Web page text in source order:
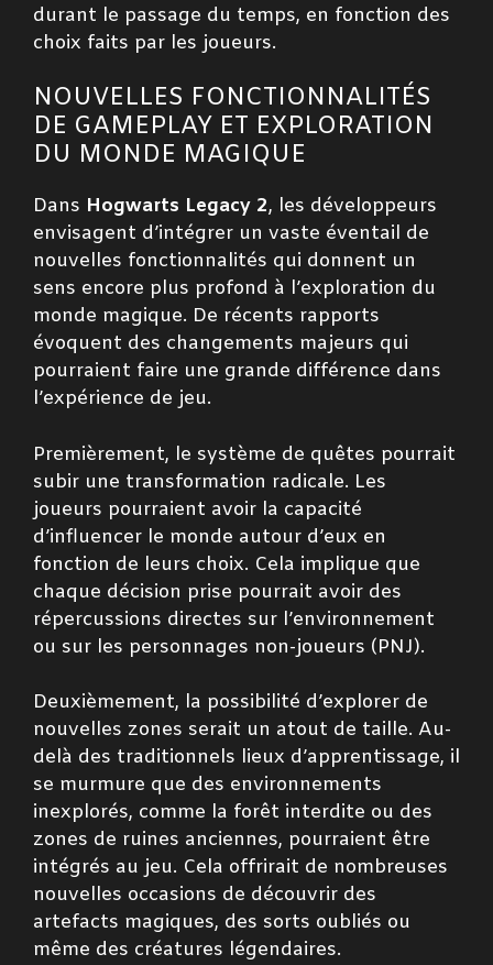
durant le passage du temps, en fonction des
choix faits par les joueurs.
NOUVELLES FONCTIONNALITÉS
DE GAMEPLAY ET EXPLORATION
DU MONDE MAGIQUE
Dans Hogwarts Legacy 2, les développeurs
envisagent d’intégrer un vaste éventail de
nouvelles fonctionnalités qui donnent un
sens encore plus profond à l’exploration du
monde magique. De récents rapports
évoquent des changements majeurs qui
pourraient faire une grande différence dans
l’expérience de jeu.
Premièrement, le système de quêtes pourrait
subir une transformation radicale. Les
joueurs pourraient avoir la capacité
d’influencer le monde autour d’eux en
fonction de leurs choix. Cela implique que
chaque décision prise pourrait avoir des
répercussions directes sur l’environnement
ou sur les personnages non-joueurs (PNJ).
Deuxièmement, la possibilité d’explorer de
nouvelles zones serait un atout de taille. Au-
delà des traditionnels lieux d’apprentissage, il
se murmure que des environnements
inexplorés, comme la forêt interdite ou des
zones de ruines anciennes, pourraient être
intégrés au jeu. Cela offrirait de nombreuses
nouvelles occasions de découvrir des
artefacts magiques, des sorts oubliés ou
même des créatures légendaires.